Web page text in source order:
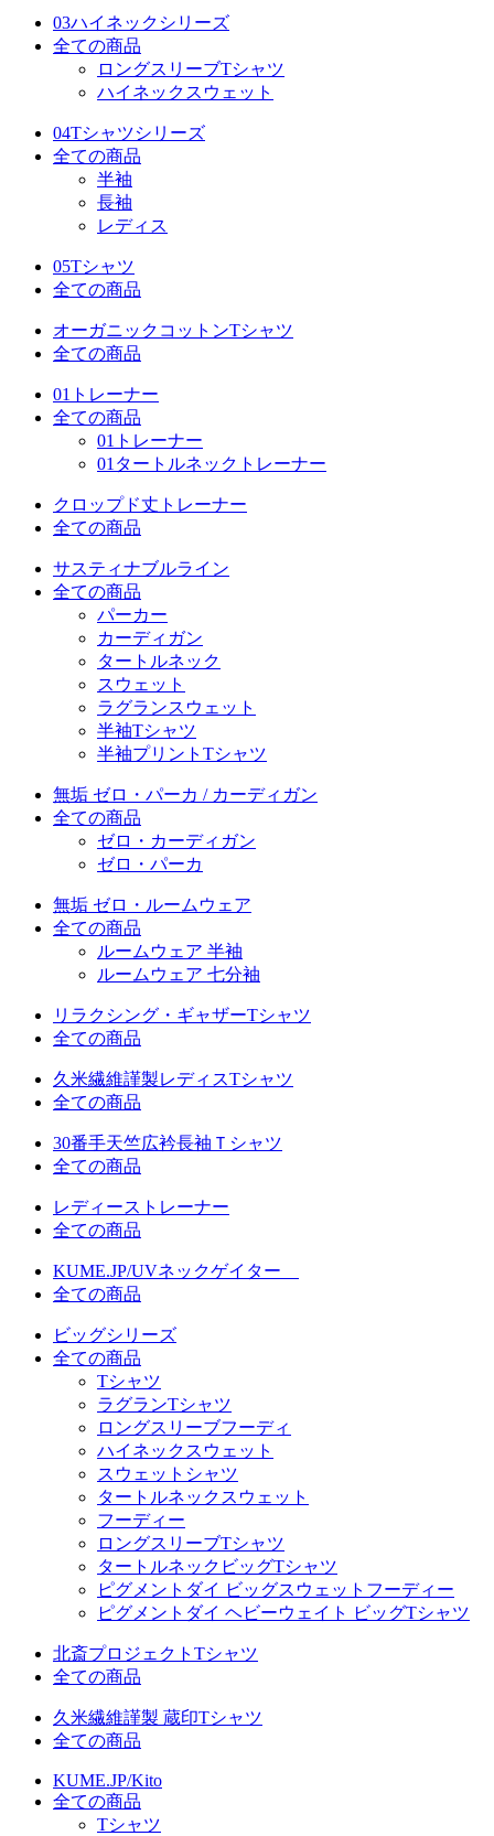
03ハイネックシリーズ
全ての商品
ロングスリーブTシャツ
ハイネックスウェット
04Tシャツシリーズ
全ての商品
半袖
長袖
レディス
05Tシャツ
全ての商品
オーガニックコットンTシャツ
全ての商品
01トレーナー
全ての商品
01トレーナー
01タートルネックトレーナー
クロップド丈トレーナー
全ての商品
サスティナブルライン
全ての商品
パーカー
カーディガン
タートルネック
スウェット
ラグランスウェット
半袖Tシャツ
半袖プリントTシャツ
無垢 ゼロ・パーカ / カーディガン
全ての商品
ゼロ・カーディガン
ゼロ・パーカ
無垢 ゼロ・ルームウェア
全ての商品
ルームウェア 半袖
ルームウェア 七分袖
リラクシング・ギャザーTシャツ
全ての商品
久米繊維謹製レディスTシャツ
全ての商品
30番手天竺広衿長袖Ｔシャツ
全ての商品
レディーストレーナー
全ての商品
KUME.JP/UVネックゲイター
全ての商品
ビッグシリーズ
全ての商品
Tシャツ
ラグランTシャツ
ロングスリーブフーディ
ハイネックスウェット
スウェットシャツ
タートルネックスウェット
フーディー
ロングスリーブTシャツ
タートルネックビッグTシャツ
ピグメントダイ ビッグスウェットフーディー
ピグメントダイ ヘビーウェイト ビッグTシャツ
北斎プロジェクトTシャツ
全ての商品
久米繊維謹製 蔵印Tシャツ
全ての商品
KUME.JP/Kito
全ての商品
Tシャツ